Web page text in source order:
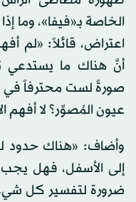
الخاصة بـ«فيفا»، وما
اعتراض، قائلاً: «لم
أنَّ هناك ما
صورةً لست محترفاً في
عيون المُصوِّر؟ لا أفهم
وأضاف: «هناك حدود
إلى الأسفل، فهل يجب
ضرورة لتفسير كل